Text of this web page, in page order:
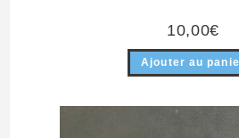
10,00€
Ajouter au